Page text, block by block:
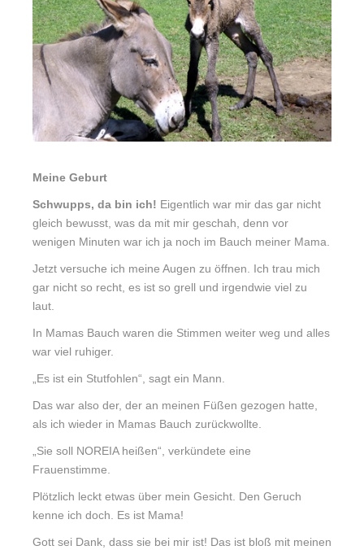
Meine Geburt
Schwupps, da bin ich! Eigentlich war mir das gar nicht
gleich bewusst, was da mit mir geschah, denn vor
wenigen Minuten war ich ja noch im Bauch meiner Mama.
Jetzt versuche ich meine Augen zu öffnen. Ich trau mich
gar nicht so recht, es ist so grell und irgendwie viel zu
laut.
In Mamas Bauch waren die Stimmen weiter weg und alles
war viel ruhiger.
„Es ist ein Stutfohlen“, sagt ein Mann.
Das war also der, der an meinen Füßen gezogen hatte,
als ich wieder in Mamas Bauch zurückwollte.
„Sie soll NOREIA heißen“, verkündete eine
Frauenstimme.
Plötzlich leckt etwas über mein Gesicht. Den Geruch
kenne ich doch. Es ist Mama!
Gott sei Dank, dass sie bei mir ist! Das ist bloß mit meinen